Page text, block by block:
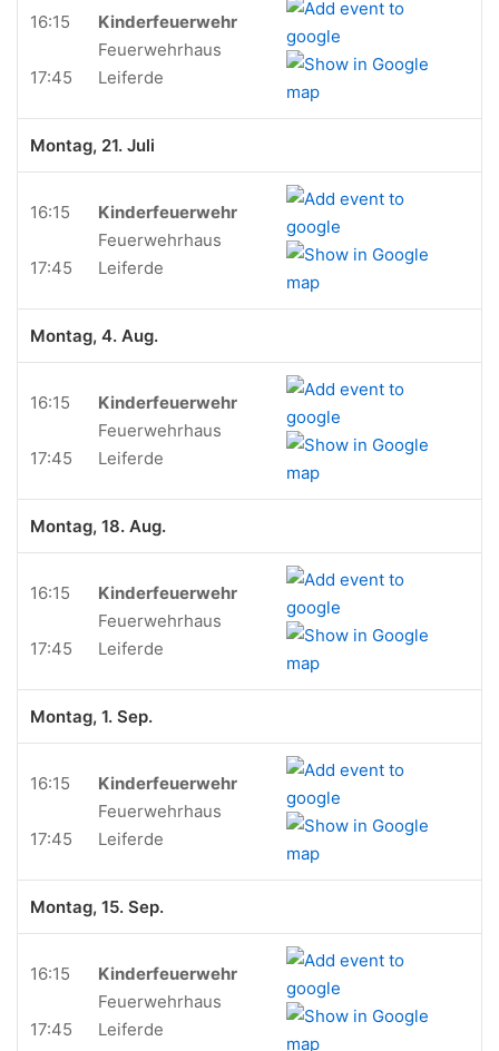
16:15
17:45
Kinderfeuerwehr
Feuerwehrhaus
Leiferde
Montag, 21. Juli
16:15
17:45
Kinderfeuerwehr
Feuerwehrhaus
Leiferde
Montag, 4. Aug.
16:15
17:45
Kinderfeuerwehr
Feuerwehrhaus
Leiferde
Montag, 18. Aug.
16:15
17:45
Kinderfeuerwehr
Feuerwehrhaus
Leiferde
Montag, 1. Sep.
16:15
17:45
Kinderfeuerwehr
Feuerwehrhaus
Leiferde
Montag, 15. Sep.
16:15
17:45
Kinderfeuerwehr
Feuerwehrhaus
Leiferde